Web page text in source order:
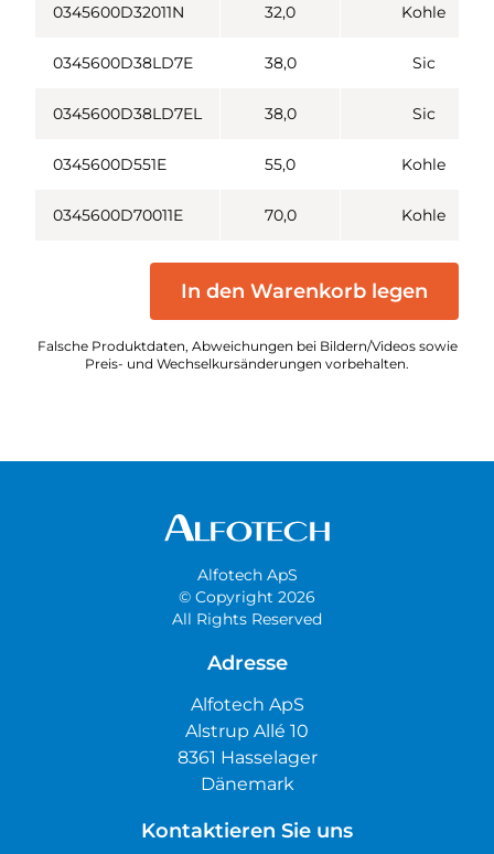
0345600D32011N 32,0 Kohle
0345600D38LD7E 38,0 Sic
0345600D38LD7EL 38,0 Sic
0345600D551E 55,0 Kohle
0345600D70011E 70,0 Kohle
In den Warenkorb legen
Falsche Produktdaten, Abweichungen bei Bildern/Videos sowie
Preis- und Wechselkursänderungen vorbehalten.
Alfotech ApS
© Copyright 2026
All Rights Reserved
Adresse
Alfotech ApS
Alstrup Allé 10
8361 Hasselager
Dänemark
Kontaktieren Sie uns